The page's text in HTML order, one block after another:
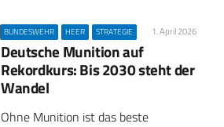
BUNDESWEHR HEER STRATEGIE 1. April 2026
Deutsche Munition auf
Rekordkurs: Bis 2030 steht der
Wandel
Ohne Munition ist das beste